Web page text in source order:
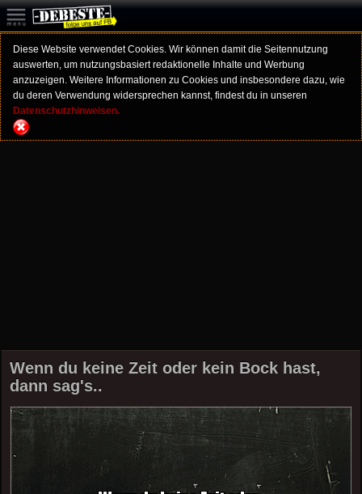
Diese Website verwendet Cookies. Wir können damit die Seitennutzung
auswerten, um nutzungsbasiert redaktionelle Inhalte und Werbung
anzuzeigen. Weitere Informationen zu Cookies und insbesondere dazu, wie
du deren Verwendung widersprechen kannst, findest du in unseren
Datenschutzhinweisen.
Wenn du keine Zeit oder kein Bock hast,
dann sag's..